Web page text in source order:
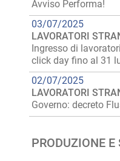
Avviso Performa!
03/07/2025
LAVORATORI
Ingresso di
click day fino al 31
02/07/2025
LAVORATORI
Governo: decreto
PRODUZIONE